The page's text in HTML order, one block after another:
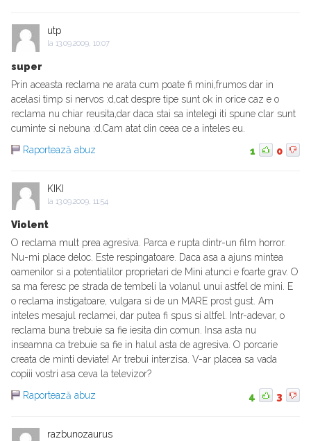
utp
la 13.09.2009, 10:07
super
Prin aceasta reclama ne arata cum poate fi mini,frumos dar in
acelasi timp si nervos :d,cat despre tipe sunt ok in orice caz e o
reclama nu chiar reusita,dar daca stai sa intelegi iti spune clar sunt
cuminte si nebuna :d.Cam atat din ceea ce a inteles eu.
Raportează abuz
1 0
KIKI
la 13.09.2009, 11:54
Violent
O reclama mult prea agresiva. Parca e rupta dintr-un film horror.
Nu-mi place deloc. Este respingatoare. Daca asa a ajuns mintea
oamenilor si a potentialilor proprietari de Mini atunci e foarte grav. O
sa ma feresc pe strada de tembeli la volanul unui astfel de mini. E
o reclama instigatoare, vulgara si de un MARE prost gust. Am
inteles mesajul reclamei, dar putea fi spus si altfel. Intr-adevar, o
reclama buna trebuie sa fie iesita din comun. Insa asta nu
inseamna ca trebuie sa fie in halul asta de agresiva. O porcarie
creata de minti deviate! Ar trebui interzisa. V-ar placea sa vada
copiii vostri asa ceva la televizor?
Raportează abuz
4 3
razbunozaurus